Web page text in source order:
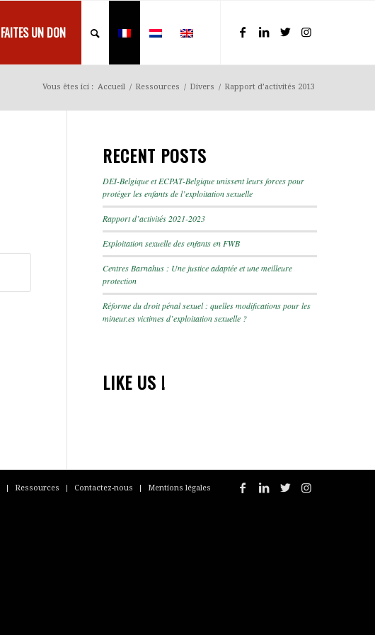
FAITES UN DON
Vous êtes ici : Accueil / Ressources / Divers / Rapport d’activités 2013
RECENT POSTS
DEI-Belgique et ECPAT-Belgique unissent leurs forces pour
protéger les enfants de l’exploitation sexuelle
Rapport d’activités 2021-2023
Exploitation sexuelle des enfants en FWB
Centres Barnahus : Une justice adaptée et une meilleure
protection
Réforme du droit pénal sexuel : quelles modifications pour les
mineur.es victimes d’exploitation sexuelle ?
LIKE US !
Ressources Contactez-nous Mentions légales